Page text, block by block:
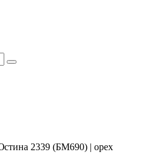
2339 (БМ690) | орех